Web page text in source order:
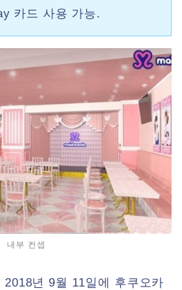
카드 사용 가능.
내부 컨셉
년 9월 11일에 후쿠오카